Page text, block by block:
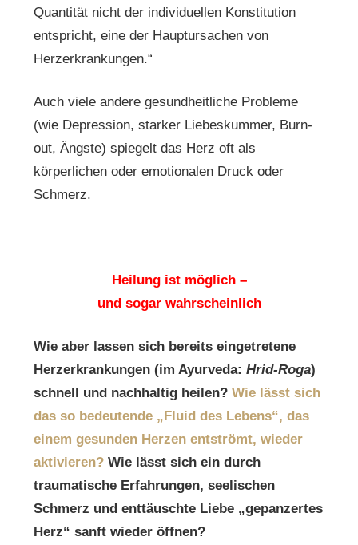
Quantität nicht der individuellen Konstitution
entspricht, eine der Hauptursachen von
Herzerkrankungen.“
Auch viele andere gesundheitliche Probleme
(wie Depression, starker Liebeskummer, Burn-
out, Ängste) spiegelt das Herz oft als
körperlichen oder emotionalen Druck oder
Schmerz.
Heilung ist möglich –
und sogar wahrscheinlich
Wie aber lassen sich bereits eingetretene
Herzerkrankungen (im Ayurveda: Hrid-Roga)
schnell und nachhaltig heilen? Wie lässt sich
das so bedeutende „Fluid des Lebens“, das
einem gesunden Herzen entströmt, wieder
aktivieren? Wie lässt sich ein durch
traumatische Erfahrungen, seelischen
Schmerz und enttäuschte Liebe „gepanzertes
Herz“ sanft wieder öffnen?